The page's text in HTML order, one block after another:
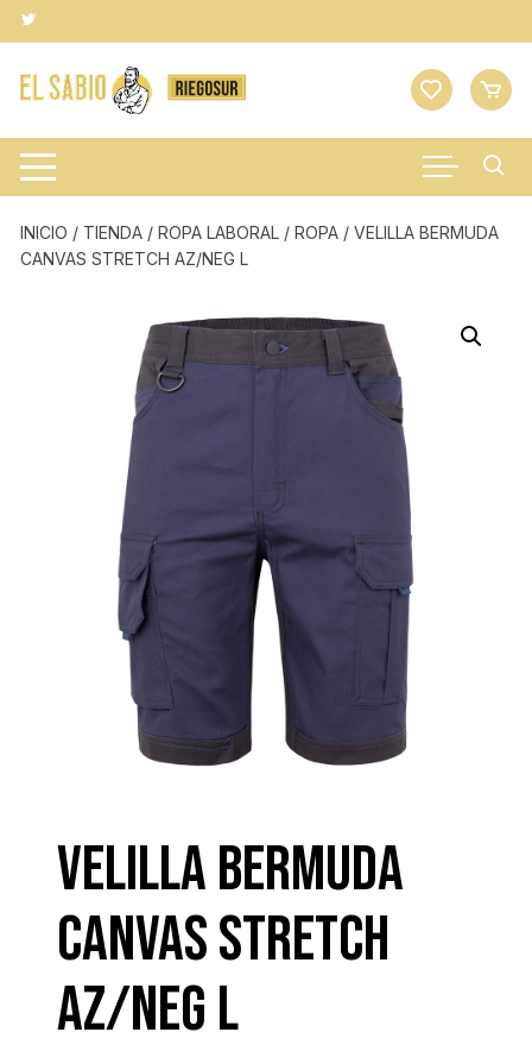
Saltar
al
contenido
INICIO / TIENDA /ROPA LABORAL /ROPA / VELILLA BERMUDA
CANVAS STRETCH AZ/NEG L
VELILLA BERMUDA
CANVAS STRETCH
AZ/NEG L